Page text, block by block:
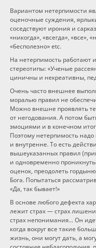
Вариантом нетерпимости
оценочные суждения,
соседствуют ирония и
«никогда», «всегда», «все»,
«бесполезно» etc.
На нетерпимость работают
стереотипы: «Ученые
циничны и некреативны,
Очень часто внешнее
моралью правил не
Можно внешне проявлять
от негодования. А потом
эмоциями и в конечном
Поэтому нетерпимость
и внутренне. То есть
вышеуказанных правил
и одновременно
оценок, преодолеть
Бога. Попытаться
«Да, так бывает!»
В основе любого дефекта
лежит страх — страх
страх непонимания... Он
когда вокруг все такие
жизнь, они могут дать, а